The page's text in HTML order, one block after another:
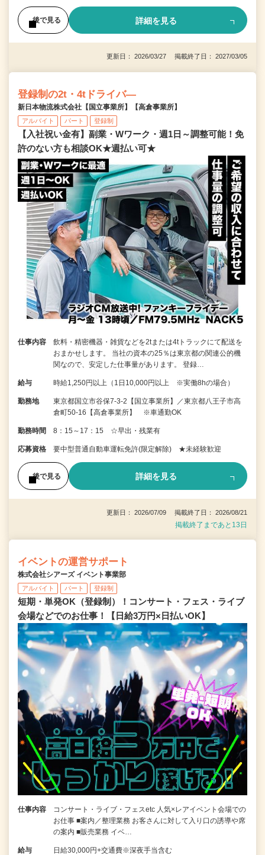
後で見る 詳細を見る
更新日： 2026/03/27 掲載終了日： 2027/03/05
登録制の2t・4tドライバ―
新日本物流株式会社【国立事業所】【高倉事業所】
アルバイト パート 登録制
【入社祝い金有】副業・Wワーク・週1日～調整可能！免
許のない方も相談OK★週払い可★
仕事内容
飲料・精密機器・雑貨などを2tまたは4tトラックにて配送を
おまかせします。 当社の資本の25％は東京都の関連公的機
関なので、安定した仕事量があります。 登録…
給与 時給1,250円以上（1日10,000円以上 ※実働8hの場合）
勤務地
東京都国立市谷保7-3-2【国立事業所】／東京都八王子市高
倉町50-16【高倉事業所】 ※車通勤OK
勤務時間 8：15～17：15 ☆早出・残業有
応募資格 要中型普通自動車運転免許(限定解除) ★未経験歓迎
後で見る 詳細を見る
更新日： 2026/07/09 掲載終了日： 2026/08/21
掲載終了まであと13日
イベントの運営サポート
株式会社シアーズ イベント事業部
アルバイト パート 登録制
短期・単発OK（登録制）！コンサート・フェス・ライブ
会場などでのお仕事！【日給3万円×日払いOK】
仕事内容
コンサート・ライブ・フェスetc 人気×レアイベント会場での
お仕事 ■案内／整理業務 お客さんに対して入り口の誘導や席
の案内 ■販売業務 イベ…
給与 日給30,000円+交通費※深夜手当含む